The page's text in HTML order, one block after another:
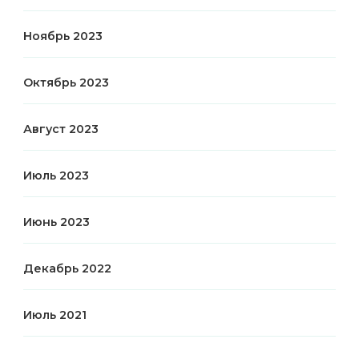
Ноябрь 2023
Октябрь 2023
Август 2023
Июль 2023
Июнь 2023
Декабрь 2022
Июль 2021